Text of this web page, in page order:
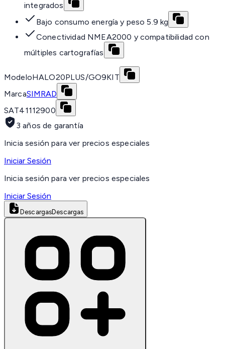
integrados
Bajo consumo energía y peso 5.9 kg
Conectividad NMEA2000 y compatibilidad con
múltiples cartografías
ModeloHALO20PLUS/GO9KIT
MarcaSIMRAD
SAT41112900
3 años de garantía
Inicia sesión para ver precios especiales
Iniciar Sesión
Inicia sesión para ver precios especiales
Iniciar Sesión
DescargasDescargas